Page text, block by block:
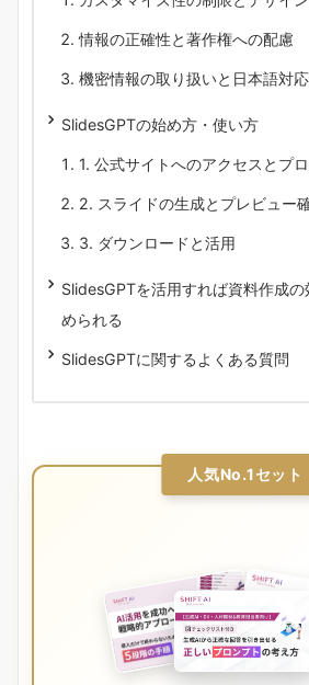
情報の正確性と著作権への配慮
機密情報の取り扱いと日本語対
SlidesGPTの始め方・使い方
1. 公式サイトへのアクセスとプ
2. スライドの生成とプレビュー
3. ダウンロードと活用
SlidesGPTを活用すれば資料作成
められる
SlidesGPTに関するよくある質問
人気No.1セット